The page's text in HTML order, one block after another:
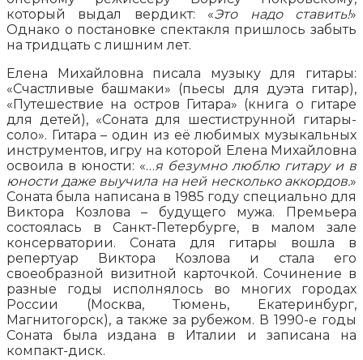
который выдал вердикт: «Это надо ставить!»
Однако о постановке спектакля пришлось забыть
на тридцать с лишним лет.
Елена Михайловна писала музыку для гитары:
«Счастливые башмаки» (пьесы для дуэта гитар),
«Путешествие на остров Гитара» (книга о гитаре
для детей), «Соната для шестиструнной гитары-
соло». Гитара – один из её любимых музыкальных
инструментов, игру на которой Елена Михайловна
освоила в юности: «…я безумно люблю гитару и в
юности даже выучила на ней несколько аккордов.»
Соната была написана в 1985 году специально для
Виктора Козлова – будущего мужа. Премьера
состоялась в Санкт-Петербурге, в малом зале
консерватории. Соната для гитары вошла в
репертуар Виктора Козлова и стала его
своеобразной визитной карточкой. Сочинение в
разные годы исполнялось во многих городах
России (Москва, Тюмень, Екатеринбург,
Магнитогорск), а также за рубежом. В 1990-е годы
Соната была издана в Италии и записана на
компакт-диск.